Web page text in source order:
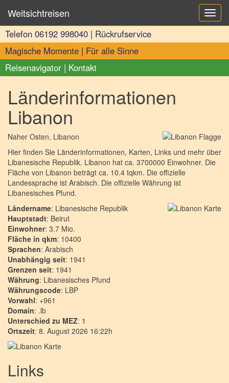
Telefon 06192 998040 | Rückrufservice
Magische Momente | Für alle Sinne
Reisenavigator | Kontakt
Länderinformationen
Libanon
Naher Osten, Libanon
Hier finden Sie Länderinformationen, Karten, Links und mehr über
Libanesische Republik. Libanon hat ca. 3700000 Einwohner. Die
Fläche von Libanon beträgt ca. 10.4 tqkm. Die offizielle
Landessprache ist Arabisch. Die offizielle Währung ist
Libanesisches Pfund.
Ländername: Libanesische Republik
Hauptstadt: Beirut
Einwohner: 3.7 Mio.
Fläche in qkm: 10400
Sprachen: Arabisch
Unabhängig seit: 1941
Grenzen seit: 1941
Währung: Libanesisches Pfund
Währungscode: LBP
Vorwahl: +961
Domain: .lb
Unterschied zu MEZ: 1
Ortszeit: 8. August 2026 16:22h
Links
Weitsichtreisen